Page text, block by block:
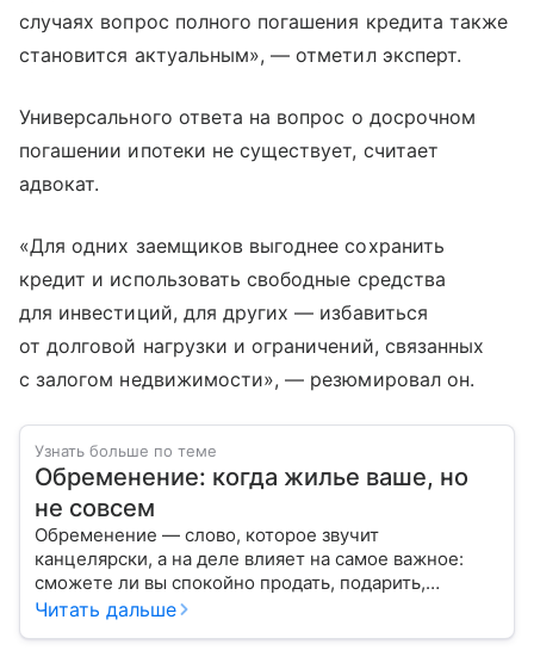
случаях вопрос полного погашения кредита также
становится актуальным», — отметил эксперт.
Универсального ответа на вопрос о досрочном
погашении ипотеки не существует, считает
адвокат.
«Для одних заемщиков выгоднее сохранить
кредит и использовать свободные средства
для инвестиций, для других — избавиться
от долговой нагрузки и ограничений, связанных
с залогом недвижимости», — резюмировал он.
Узнать больше по теме
Обременение: когда жилье ваше, но
не совсем
Обременение — слово, которое звучит
канцелярски, а на деле влияет на самое важное:
сможете ли вы спокойно продать, подарить,
заложить или даже иногда нормально пользоваться
Читать дальше